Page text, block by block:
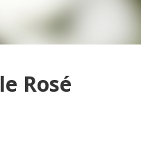
Rosé